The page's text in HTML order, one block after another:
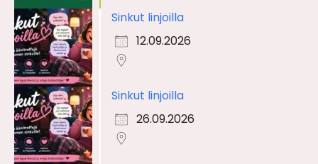
Sinkut linjoilla
12.09.2026
Sinkut linjoilla
26.09.2026